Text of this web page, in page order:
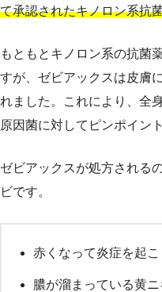
て承認されたキノロン系抗
もともとキノロン系の抗菌
すが、ゼビアックスは皮膚
れました。これにより、全
原因菌に対してピンポイン
ゼビアックスが処方される
ビです。
赤くなって炎症を起こ
膿が溜まっている黄ニ